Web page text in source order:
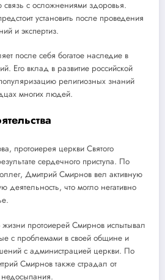
с осложнениями здоровья.
установить после проведения
и экспертиз.
после себя богатое наследие в
Его вклад в развитие российской
религиозных знаний
многих людей.
протоиерея церкви Святого
сердечного приступа. По
Дмитрий Смирнов вел активную
деятельность, что могло негативно
протоиерей Смирнов испытывал
с проблемами в своей общине и
с администрацией церкви. По
Смирнов также страдал от
недосыпания.